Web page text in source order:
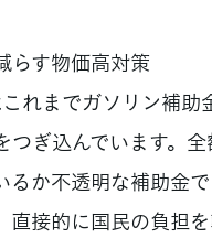
らす物価高対策
これまでガソリン補助
つぎ込んでいます。
るか不透明な補助金
直接的に国民の負担